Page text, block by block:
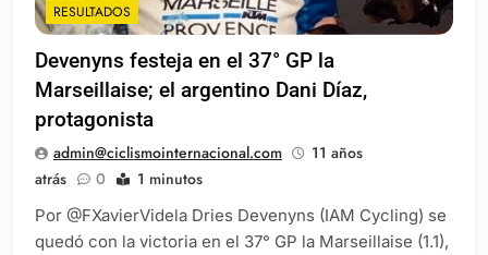
RESULTADOS
Devenyns festeja en el 37° GP la
Marseillaise; el argentino Dani Díaz,
protagonista
admin@ciclismointernacional.com
11 años
atrás
0 1 minutos
Por @FXavierVidela Dries Devenyns (IAM Cycling) se
quedó con la victoria en el 37° GP la Marseillaise (1.1),